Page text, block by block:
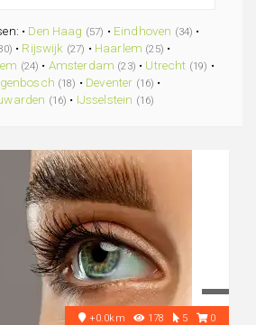
• Den Haag (57) • Eindhoven (34) •
• Rijswijk (27) • Haarlem (25) •
(24) • Amsterdam (23) • Utrecht (19) •
(18) • Deventer (16) •
(16) • IJsselstein (16)
+0.0km 178 5 0